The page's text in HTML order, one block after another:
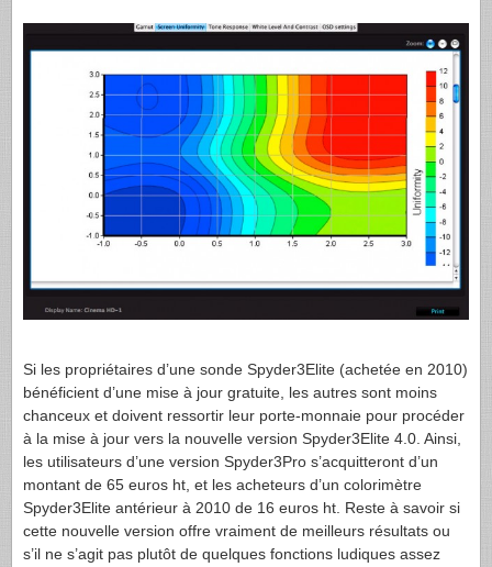
Si les propriétaires d’une sonde Spyder3Elite (achetée en 2010)
bénéficient d’une mise à jour gratuite, les autres sont moins
chanceux et doivent ressortir leur porte-monnaie pour procéder
à la mise à jour vers la nouvelle version Spyder3Elite 4.0. Ainsi,
les utilisateurs d’une version Spyder3Pro s’acquitteront d’un
montant de 65 euros ht, et les acheteurs d’un colorimètre
Spyder3Elite antérieur à 2010 de 16 euros ht. Reste à savoir si
cette nouvelle version offre vraiment de meilleurs résultats ou
s’il ne s’agit pas plutôt de quelques fonctions ludiques assez